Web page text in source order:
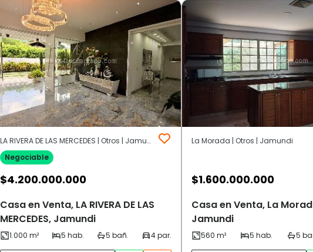
LA RIVERA DE LAS MERCEDES | Otros | Jamundi
Negociable
$4.200.000.000
Casa en Venta, LA RIVERA DE LAS
MERCEDES, Jamundi
La Morada | Otros | Jamundi
$1.600.000.000
Casa en Venta, La
Jamundi